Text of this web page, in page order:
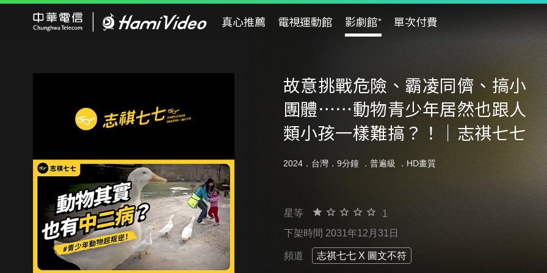
真心推薦 電視運動館 影劇館⁺ 單次付費
故意挑戰危險、霸凌同儕、搞小
團體⋯⋯動物青少年居然也跟人
類小孩一樣難搞？！｜志祺七七
2024．台灣．9分鐘 ． 普遍級 ．HD畫質
星等
1
下架時間 2031年12月31日
頻道 志祺七七 X 圖文不符